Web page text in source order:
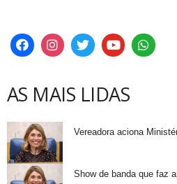
AS MAIS LIDAS
Vereadora aciona
Show de banda que faz